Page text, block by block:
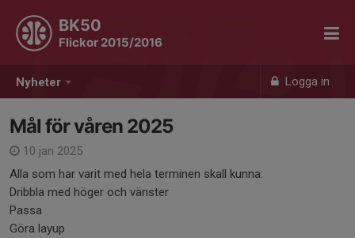
Nyheter Logga in
BK50
Flickor 2015/2016
Mål för våren 2025
10 jan 2025
Alla som har varit med hela terminen skall kunna:
Dribbla med höger och vänster
Passa
Göra layup